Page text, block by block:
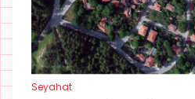
Seyahat